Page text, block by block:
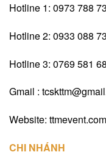
Hotline 1: 0973 788
Hotline 2: 0933 088
Hotline 3: 0769 581
Gmail :
Website: ttmevent.com
CHI NHÁNH